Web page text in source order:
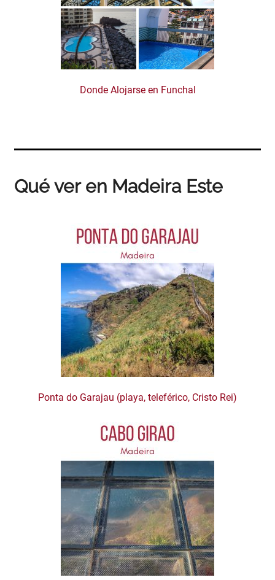
Donde Alojarse en Funchal
Qué ver en Madeira Este
Ponta do Garajau (playa, teleférico, Cristo Rei)